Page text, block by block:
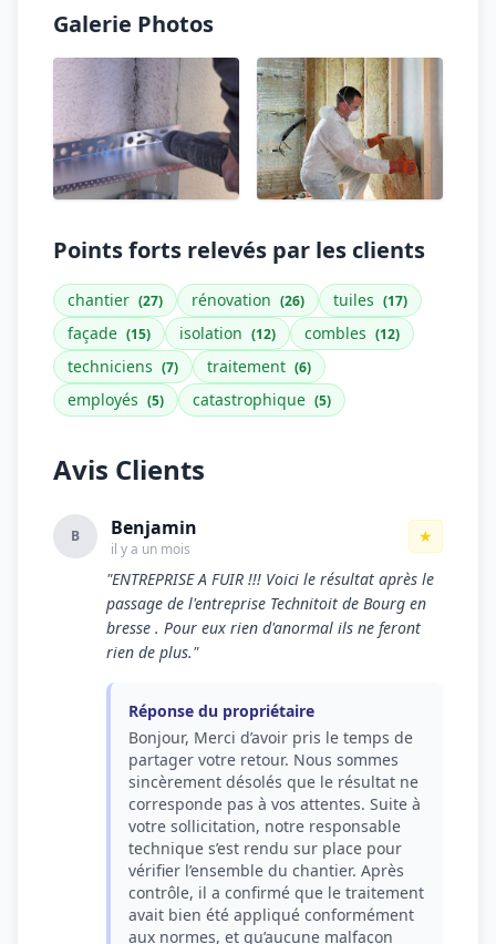
Galerie Photos
Points forts relevés par les clients
chantier (27) rénovation (26) tuiles (17)
façade (15) isolation (12) combles (12)
techniciens (7) traitement (6)
employés (5) catastrophique (5)
Avis Clients
B Benjamin
il y a un mois
★
"ENTREPRISE A FUIR !!! Voici le résultat après le
passage de l'entreprise Technitoit de Bourg en
bresse . Pour eux rien d'anormal ils ne feront
rien de plus."
Réponse du propriétaire
Bonjour, Merci d’avoir pris le temps de
partager votre retour. Nous sommes
sincèrement désolés que le résultat ne
corresponde pas à vos attentes. Suite à
votre sollicitation, notre responsable
technique s’est rendu sur place pour
vérifier l’ensemble du chantier. Après
contrôle, il a confirmé que le traitement
avait bien été appliqué conformément
aux normes, et qu’aucune malfaçon